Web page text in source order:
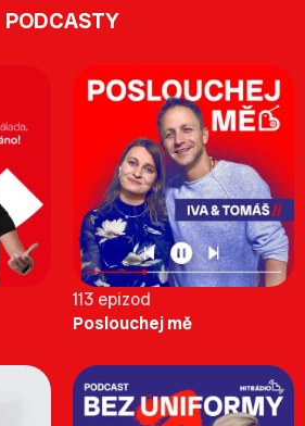
PODCASTY
113 epizod
Poslouchej mě